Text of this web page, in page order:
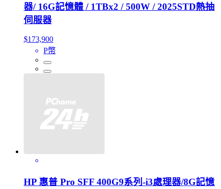
器/ 16G記憶體 / 1TBx2 / 500W / 2025STD熱抽
伺服器
$173,900
P幣
HP 惠普 Pro SFF 400G9系列-i3處理器/8G記憶